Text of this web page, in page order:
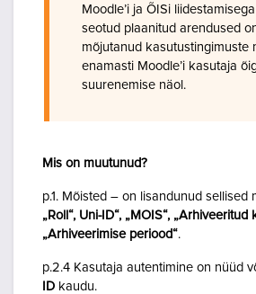
Moodle’i ja ÕISi
seotud plaanitud arendused
mõjutanud kasutustingimuste
enamasti Moodle’i kasutaja
suurenemise näol.
Mis on muutunud?
p.1. Mõisted – on lisandunud sellised
„Roll“, Uni-ID“, „MOIS“, „Arhiveeritud
„Arhiveerimise periood“.
p.2.4 Kasutaja autentimine on nüüd
ID kaudu.